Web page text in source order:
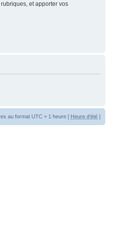
et apporter vos
au format UTC + 1 heure [ Heure d'été ]